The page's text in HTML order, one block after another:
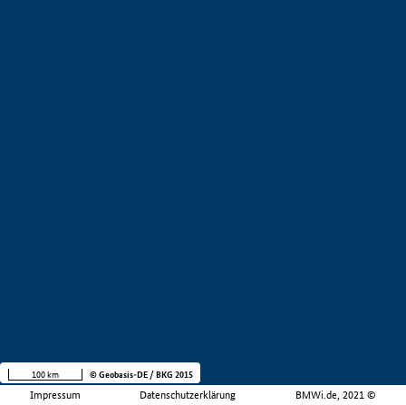
Impressum Datenschutzerklärung BMWi.de, 2021 ©
100 km © Geobasis-DE / BKG 2015